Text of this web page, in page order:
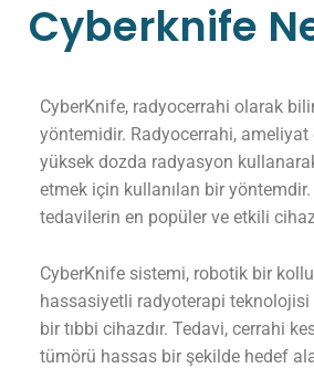
Cyberknife
CyberKnife, radyocerrahi olarak
yöntemidir. Radyocerrahi, ameliyat
yüksek dozda radyasyon
etmek için kullanılan bir
tedavilerin en popüler ve etkili
CyberKnife sistemi, robotik bir
hassasiyetli radyoterapi teknolojisi
bir tıbbi cihazdır. Tedavi, cerrahi
tümörü hassas bir şekilde hedef